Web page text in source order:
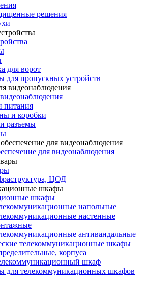
решения
для ворот
для пропускных устройств
питания
и коробки
разъемы
для видеонаблюдения
ЦОД
шкафы
напольные
настенные
антивандальные
телекоммуникационные шкафы
корпуса
шкаф
для телекоммуникационных шкафов